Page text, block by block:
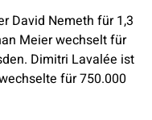
David Nemeth für 1,3
Meier wechselt für
Dimitri Lavalée ist
für 750.000